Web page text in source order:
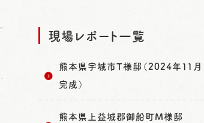
現場レポート一覧
熊本県宇城市T様邸（2024年11月
完成）
熊本県上益城郡御船町M様邸